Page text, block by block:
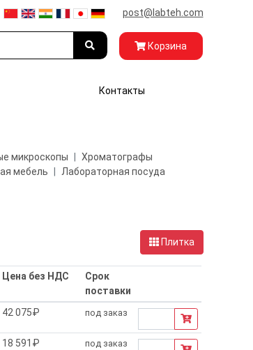
post@labteh.com
Корзина
Контакты
микроскопы
Хроматографы
мебель
Лабораторная посуда
Плитка
Цена без НДС
Срок
поставки
42 075₽ под заказ
18 591₽ под заказ